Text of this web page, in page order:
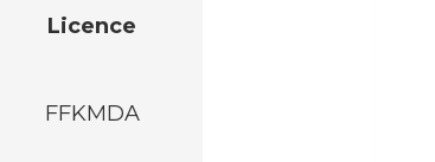
Licence
FFKMDA